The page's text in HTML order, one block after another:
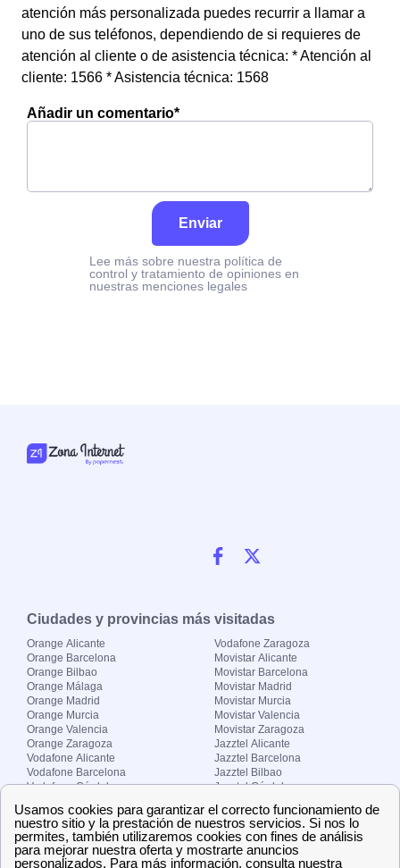
atención más personalizada puedes recurrir a llamar a
uno de sus teléfonos, dependiendo de si requieres de
atención al cliente o de asistencia técnica: * Atención al
cliente: 1566 * Asistencia técnica: 1568
Añadir un comentario*
Enviar
Lee más sobre nuestra política de
control y tratamiento de opiniones en
nuestras menciones legales
Ciudades y provincias más visitadas
Orange Alicante
Orange Barcelona
Orange Bilbao
Orange Málaga
Orange Madrid
Orange Murcia
Orange Valencia
Orange Zaragoza
Vodafone Alicante
Vodafone Barcelona
Vodafone Córdoba
Vodafone Madrid
Vodafone Murcia
Vodafone Valencia
Vodafone Zaragoza
Movistar Alicante
Movistar Barcelona
Movistar Madrid
Movistar Murcia
Movistar Valencia
Movistar Zaragoza
Jazztel Alicante
Jazztel Barcelona
Jazztel Bilbao
Jazztel Córdoba
Jazztel Málaga
Jazztel Valencia
Jazztel Zaragoza